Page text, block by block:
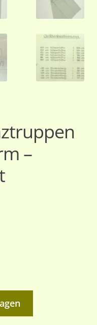
–